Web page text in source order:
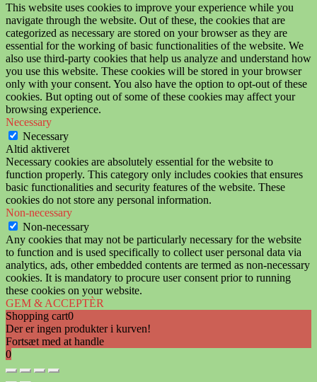
This website uses cookies to improve your experience while you
navigate through the website. Out of these, the cookies that are
categorized as necessary are stored on your browser as they are
essential for the working of basic functionalities of the website. We
also use third-party cookies that help us analyze and understand how
you use this website. These cookies will be stored in your browser
only with your consent. You also have the option to opt-out of these
cookies. But opting out of some of these cookies may affect your
browsing experience.
Necessary
Necessary
Altid aktiveret
Necessary cookies are absolutely essential for the website to
function properly. This category only includes cookies that ensures
basic functionalities and security features of the website. These
cookies do not store any personal information.
Non-necessary
Non-necessary
Any cookies that may not be particularly necessary for the website
to function and is used specifically to collect user personal data via
analytics, ads, other embedded contents are termed as non-necessary
cookies. It is mandatory to procure user consent prior to running
these cookies on your website.
GEM & ACCEPTÈR
Shopping cart0
Der er ingen produkter i kurven!
Fortsæt med at handle
0